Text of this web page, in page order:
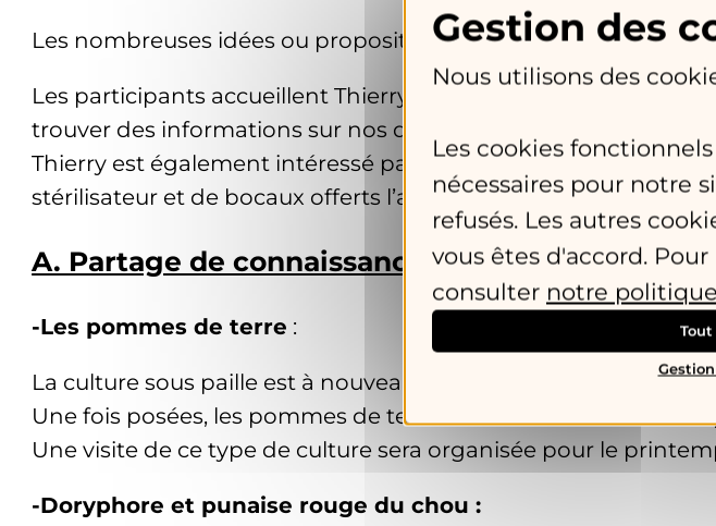
Les nombreuses idées ou propositions ont été regroupées
Les participants accueillent Thierry, nouvel adhérent arrivé
trouver des informations sur nos différentes pratiques. La
Thierry est également intéressé par les stérilisations
stérilisateur et de bocaux offerts l’année dernière.
A. Partage de connaissances :
-Les pommes de terre :
La culture sous paille est à nouveau abordée : elle consiste à
Une fois posées, les pommes de terre sont recouvertes
Une visite de ce type de culture sera organisée pour le
-Doryphore et punaise rouge du chou :
Nous utilisons des
Les cookies
nécessaires pour notre
refusés. Les autres
vous êtes d'accord.
consulter notre